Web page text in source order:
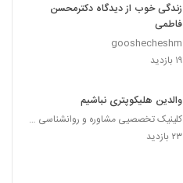
زندگی خوب از دیدگاه دکترمحسن
فاطمی
gooshecheshm
۱۹ بازدید
والدین هلیکوپتری نباشیم
کلینیک تخصصیی مشاوره و روانشناسی خانواده ایرانی
۲۳ بازدید